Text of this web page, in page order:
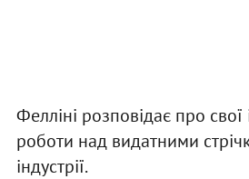
Фелліні розповідає про свої
роботи над видатними
індустрії.